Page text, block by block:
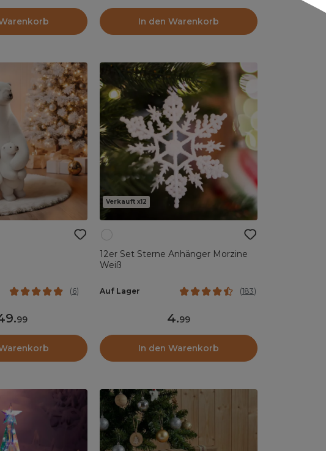
In den Warenkorb
(6)
.99
Verkauft x12
12er Set Sterne Anhänger Morzine
Weiß
Auf Lager (183)
4.99
In den Warenkorb